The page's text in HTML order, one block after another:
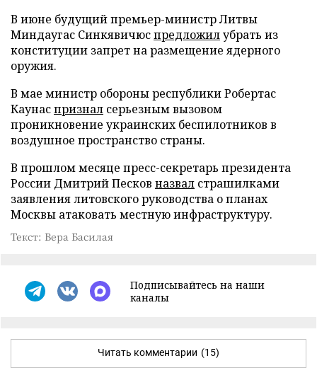
В июне будущий премьер-министр Литвы
Миндаугас Синкявичюспредложилубрать из
конституции запрет на размещение ядерного
оружия.
В мае министр обороны республики Робертас
Каунаспризнал серьезным вызовом
проникновение украинских беспилотников в
воздушное пространство страны.
В прошлом месяце пресс-секретарь президента
России Дмитрий Песков назвал страшилками
заявления литовского руководства о планах
Москвы атаковать местную инфраструктуру.
Текст: Вера Басилая
Подписывайтесь на наши
каналы
Читать комментарии (15)